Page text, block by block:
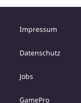
Impressum
Datenschutz
Jobs
GamePro